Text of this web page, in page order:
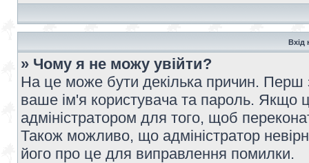
Вхід
» Чому я не можу увійти?
На це може бути декілька причин. Перш
ваше ім'я користувача та пароль. Якщо
адміністратором для того, щоб
Також можливо, що адміністратор
його про це для виправлення помилки.